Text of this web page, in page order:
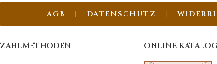
AGB DATENSCHUTZ
ZAHLMETHODEN ONLINE KATALOG